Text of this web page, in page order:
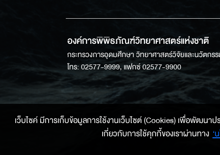
องค์การพิพิธภัณฑ์วิทยาศาสตร์แห่งชาติ
กระทรวงการอุดมศึกษา วิทยาศาสตร์วิจัยและนวัตก
โทร: 02577-9999, แฟกซ์ 02577-9900
เว็บไซค์ มีการเก็บข้อมูลการใช้งานเว็บไซต์ (Cookies) เพื่อพัฒน
เกี่ยวกับการใช้คุกกี้ของเราผ่านทาง ‘